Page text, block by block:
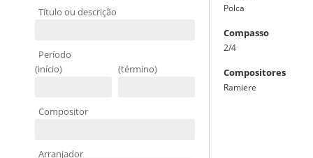
Título ou descrição
Período
(início)
(término)
Compositor
Arranjador
Polca
Compasso
2/4
Compositores
Ramiere